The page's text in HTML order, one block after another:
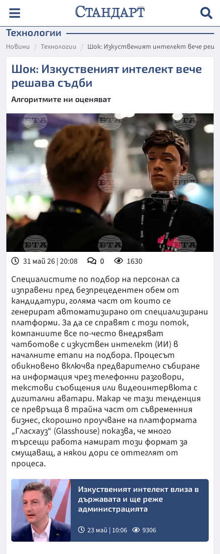
Технологии
Новини Технологии Шок: Изкуственият интелект вече
Шок: Изкуственият интелект вече
решава съдби
Алгоритмите ни оценяват
31 май 26 | 20:08 0 1630
Специалистите по подбор на персонал са
изправени пред безпрецедентен обем от
кандидатури, голяма част от които се
генерират автоматизирано от специализирани
платформи. За да се справят с този поток,
компаниите все по-често внедряват
чатботове с изкуствен интелект (ИИ) в
началните етапи на подбора. Процесът
обикновено включва предварително събиране
на информация чрез телефонни разговори,
текстови съобщения или видеоинтервюта с
дигитални аватари. Макар че тази тенденция
се превръща в трайна част от съвременния
бизнес, скорошно проучване на платформата
„Гласхауз“ (Glasshouse) показва, че много
търсещи работа намират този формат за
смущаващ, а някои дори се оттеглят от
процеса.
Изкуственият интелект влиза в
държавата и ще реже
администрацията
23 май | 10:06 9306